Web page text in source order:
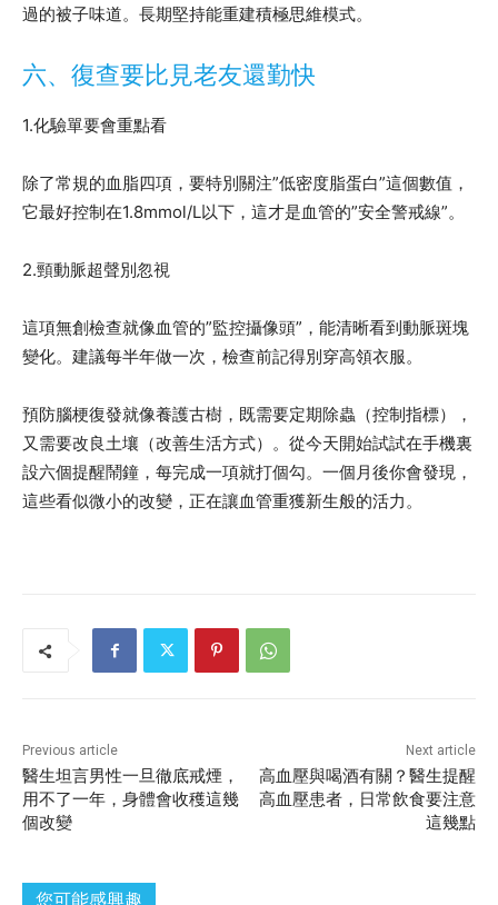
過的被子味道。長期堅持能重建積極思維模式。
六、復查要比見老友還勤快
1.化驗單要會重點看
除了常規的血脂四項，要特別關注”低密度脂蛋白”這個數值，
它最好控制在1.8mmol/L以下，這才是血管的”安全警戒線”。
2.頸動脈超聲別忽視
這項無創檢查就像血管的”監控攝像頭”，能清晰看到動脈斑塊
變化。建議每半年做一次，檢查前記得別穿高領衣服。
預防腦梗復發就像養護古樹，既需要定期除蟲（控制指標），
又需要改良土壤（改善生活方式）。從今天開始試試在手機裏
設六個提醒鬧鐘，每完成一項就打個勾。一個月後你會發現，
這些看似微小的改變，正在讓血管重獲新生般的活力。
Previous article
醫生坦言男性一旦徹底戒煙，
用不了一年，身體會收穫這幾
個改變
Next article
高血壓與喝酒有關？醫生提醒
高血壓患者，日常飲食要注意
這幾點
您可能感興趣